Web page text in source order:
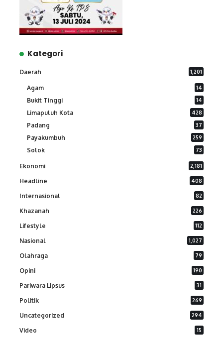
Kategori
Daerah 1,201
Agam 14
Bukit Tinggi 14
Limapuluh Kota 428
Padang 37
Payakumbuh 259
Solok 73
Ekonomi 2,181
Headline 408
Internasional 82
Khazanah 226
Lifestyle 112
Nasional 1,027
Olahraga 79
Opini 190
Pariwara Lipsus 31
Politik 269
Uncategorized 294
Video 15